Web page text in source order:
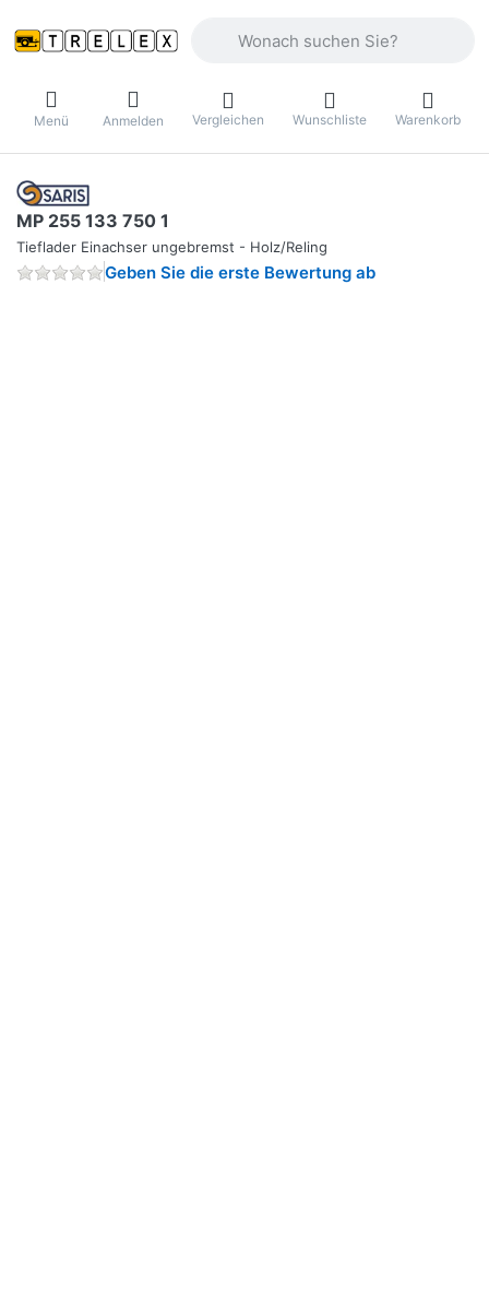
Menü Anmelden Vergleichen Wunschliste Warenkorb
MP 255 133 750 1
Tieflader Einachser ungebremst - Holz/Reling
Geben Sie die erste Bewertung ab